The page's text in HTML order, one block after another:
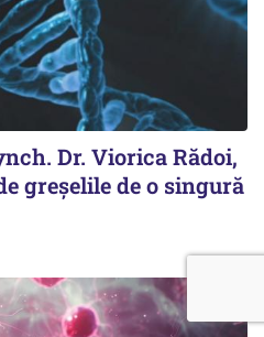
Dr. Viorica Rădoi,
greșelile de o singură